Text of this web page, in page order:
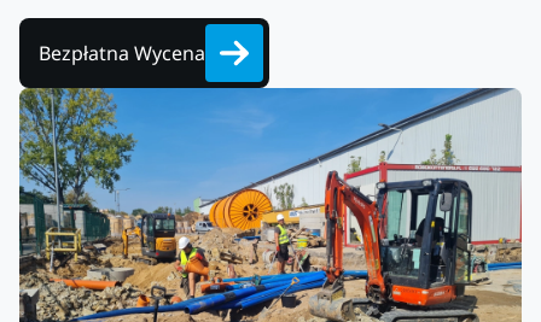
Bezpłatna Wycena